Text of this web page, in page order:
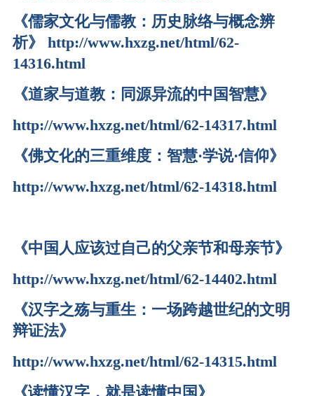
《儒家文化与儒教：历史脉络与概念辨
析》
http://www.hxzg.net/html/62-
14316.html
《道家与道教：同源异流的中国智慧》
http://www.hxzg.net/html/62-14317.html
《佛文化的三重维度：智慧·学说·信仰》
http://www.hxzg.net/html/62-14318.html
《中国人应该过自己的父亲节和母亲节》
http://www.hxzg.net/html/62-14402.html
《汉字之殇与重生：一场跨越世纪的文明
辩证法》
http://www.hxzg.net/html/62-14315.html
《读懂汉字，就是读懂中国》